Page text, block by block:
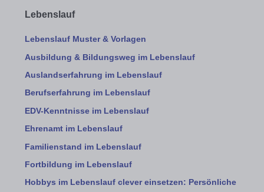
Lebenslauf
Lebenslauf Muster & Vorlagen
Ausbildung & Bildungsweg im Lebenslauf
Auslandserfahrung im Lebenslauf
Berufserfahrung im Lebenslauf
EDV-Kenntnisse im Lebenslauf
Ehrenamt im Lebenslauf
Familienstand im Lebenslauf
Fortbildung im Lebenslauf
Hobbys im Lebenslauf clever einsetzen: Persönliche